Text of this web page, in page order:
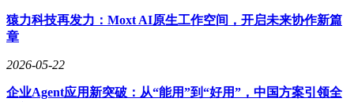
猿力科技再发力：Moxt AI原生工作空间，开启未来协作新篇
章
2026-05-22
企业Agent应用新突破：从“能用”到“好用”，中国方案引领全